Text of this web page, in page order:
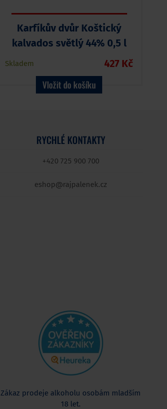
Karfíkův dvůr Koštický
kalvados světlý 44% 0,5 l
Skladem 427 Kč
Vložit do košíku
RYCHLÉ KONTAKTY
+420 725 900 700
eshop@rajpalenek.cz
Zákaz prodeje alkoholu osobám mladším
18 let.